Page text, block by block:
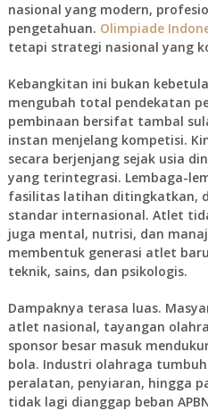
nasional yang modern,
pengetahuan. Olimpiade
tetapi strategi nasional yang
Kebangkitan ini bukan
mengubah total pendekatan
pembinaan bersifat tambal
instan menjelang kompetisi.
secara berjenjang sejak usia
yang terintegrasi. Lembaga-
fasilitas latihan ditingkatkan,
standar internasional. Atlet
juga mental, nutrisi, dan
membentuk generasi atlet
teknik, sains, dan psikologis.
Dampaknya terasa luas.
atlet nasional, tayangan
sponsor besar masuk
bola. Industri olahraga
peralatan, penyiaran, hingga
tidak lagi dianggap beban